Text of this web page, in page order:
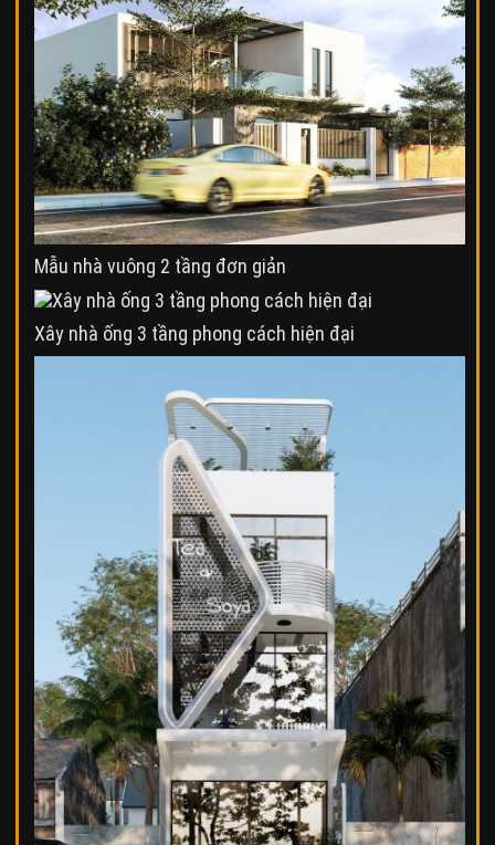
Mẫu nhà vuông 2 tầng đơn giản
Xây nhà ống 3 tầng phong cách hiện đại